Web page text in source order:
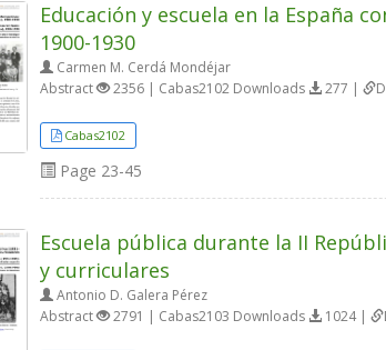
Educación y escuela en la España
1900-1930
Carmen M. Cerdá Mondéjar
Abstract
2356 | Cabas2102 Downloads 277 |
Cabas2102
Page 23-45
Escuela pública durante la II
y curriculares
Antonio D. Galera Pérez
Abstract
2791 | Cabas2103 Downloads 1024 |